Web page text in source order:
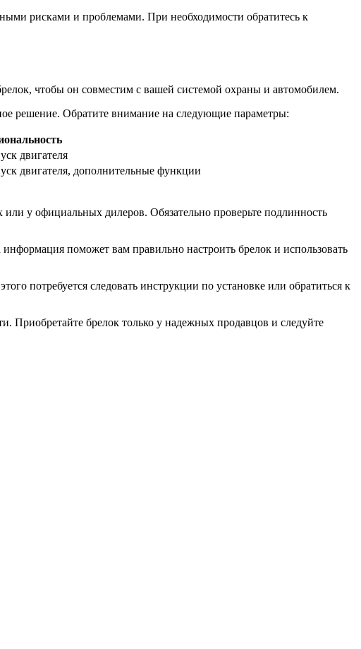
рисками и проблемами. При необходимости обратитесь к
чтобы он совместим с вашей системой охраны и автомобилем.
решение. Обратите внимание на следующие параметры:
двигателя
двигателя, дополнительные функции
у официальных дилеров. Обязательно проверьте подлинность
поможет вам правильно настроить брелок и использовать
потребуется следовать инструкции по установке или обратиться к
Приобретайте брелок только у надежных продавцов и следуйте